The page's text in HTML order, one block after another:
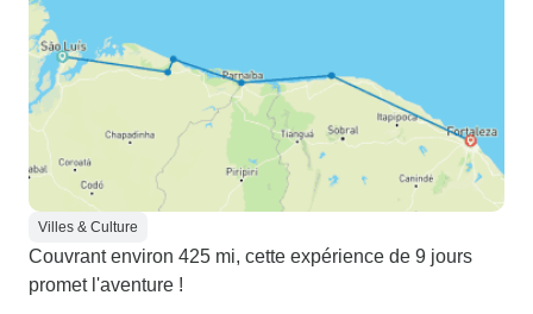
Villes & Culture
Couvrant environ 425 mi, cette expérience de 9 jours
promet l'aventure !